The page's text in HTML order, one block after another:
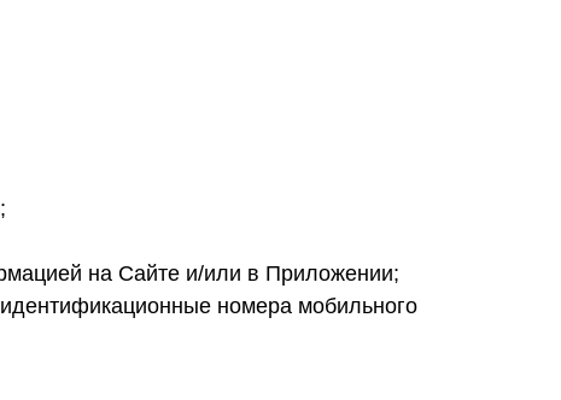
на Сайте и/или в Приложении;
номера мобильного